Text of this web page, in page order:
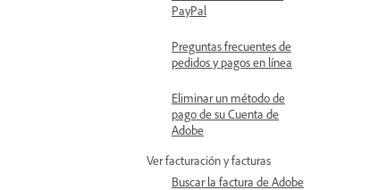
PayPal
Preguntas frecuentes de
pedidos y pagos en línea
Eliminar un método de
pago de su Cuenta de
Adobe
Ver facturación y facturas
Buscar la factura de Adobe